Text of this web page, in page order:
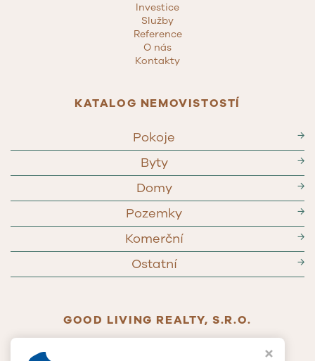
Investice
Služby
Reference
O nás
Kontakty
KATALOG NEMOVISTOSTÍ
Pokoje →
Byty →
Domy →
Pozemky →
Komerční →
Ostatní →
GOOD LIVING REALTY, S.R.O.